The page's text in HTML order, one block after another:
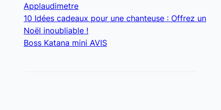
Applaudimetre
10 Idées cadeaux pour une chanteuse : Offrez un
Noël inoubliable !
Boss Katana mini AVIS